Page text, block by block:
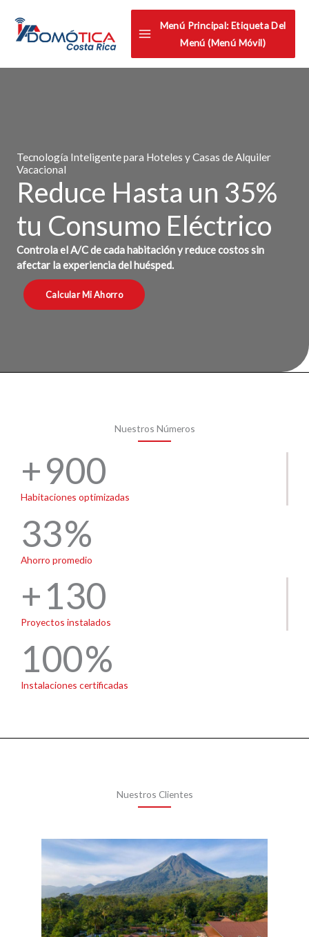
Menú Principal: Etiqueta Del
Menú (menú Móvil)
Tecnología Inteligente para Hoteles y Casas de Alquiler
Vacacional
Reduce Hasta un 35%
tu Consumo Eléctrico
Controla el A/C de cada habitación y reduce costos sin
afectar la experiencia del huésped.
Calcular Mi Ahorro
Nuestros Números
900
Habitaciones optimizadas
33
Ahorro promedio
130
Proyectos instalados
100
Instalaciones certificadas
Nuestros Clientes